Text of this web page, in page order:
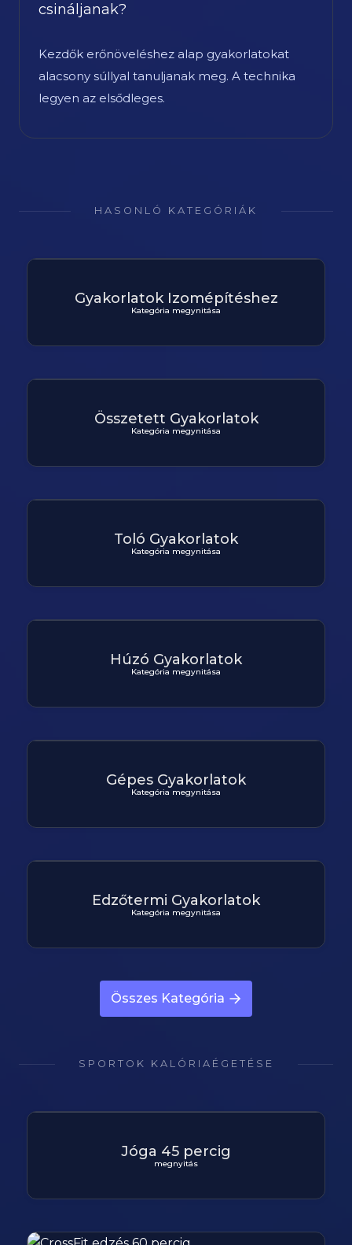
csináljanak?
Kezdők erőnöveléshez alap gyakorlatokat
alacsony súllyal tanuljanak meg. A technika
legyen az elsődleges.
HASONLÓ KATEGÓRIÁK
Gyakorlatok Izomépítéshez
Kategória megynitása
Összetett Gyakorlatok
Kategória megynitása
Toló Gyakorlatok
Kategória megynitása
Húzó Gyakorlatok
Kategória megynitása
Gépes Gyakorlatok
Kategória megynitása
Edzőtermi Gyakorlatok
Kategória megynitása
Összes Kategória
SPORTOK KALÓRIAÉGETÉSE
Jóga 45 percig
megnyitás